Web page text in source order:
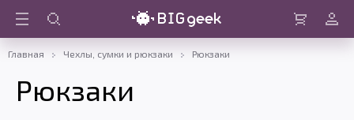
Войти
Главная Чехлы, сумки и рюкзаки Рюкзаки
Рюкзаки